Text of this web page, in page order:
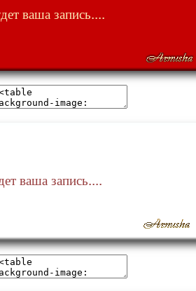
ваша запись....
ваша запись....